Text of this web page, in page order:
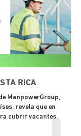
RICA
ManpowerGroup,
revela que en
cubrir vacantes.